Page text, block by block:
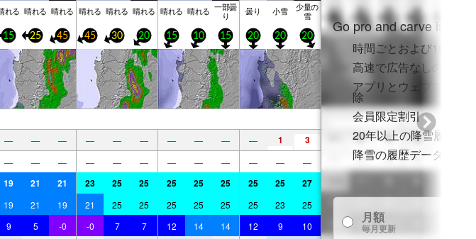
れる 晴れる 晴れる 晴れる 晴れる 晴れる 晴れる 晴れる 一部曇
り 曇り 小雪 少量の
雪
15 25 45 45 30 20 15 10 15 20 20 20
— — — — — — — — — — 1 3
— — — — — — — — — — — —
19 21 21 23 25 25 25 25 25 25 25 27
19 21 19 21 25 25 25 25 25 25 23 25
9 5 -0 -0 7 7 12 14 14 12 9 10
Go pro and carve into:
時間ごとおよび16日間
高速で広告なしのブラ
アプリとウェブでフル
除
会員限定割引
20年以上の降雪履歴
降雪の履歴データ
月額
毎月更新